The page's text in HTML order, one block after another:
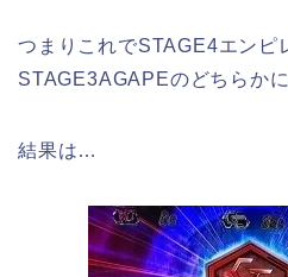
つまりこれでSTAGE4エンピ
STAGE3AGAPEのどちらかに
結果は…